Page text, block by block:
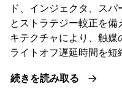
ド、インジェクタ、ス
とストラテジー較正を備
キテクチャにより、触媒
ライトオフ遅延時間を短
続きを読み取る